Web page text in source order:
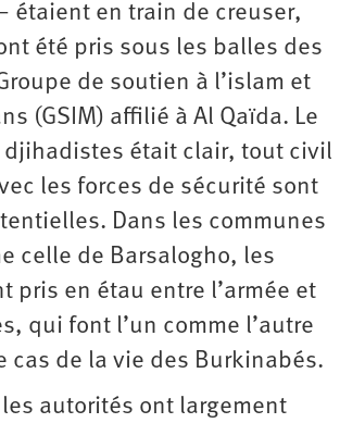
étaient en train de creuser,
été pris sous les balles des
de soutien à l’islam et
(GSIM) affilié à Al Qaïda. Le
djihadistes était clair, tout civil
les forces de sécurité sont
Dans les ­communes
celle de Barsalogho, les
pris en étau entre l’armée et
qui font l’un comme l’autre
cas de la vie des Burkinabés.
les autorités ont largement